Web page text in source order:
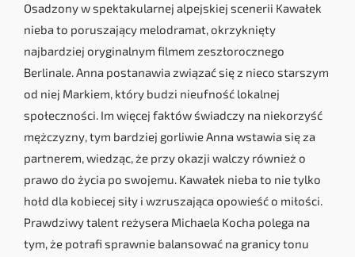
Osadzony w spektakularnej alpejskiej scenerii Kawałek
nieba to poruszający melodramat, okrzyknięty
najbardziej oryginalnym filmem zeszłorocznego
Berlinale. Anna postanawia związać się z nieco starszym
od niej Markiem, który budzi nieufność lokalnej
społeczności. Im więcej faktów świadczy na niekorzyść
mężczyzny, tym bardziej gorliwie Anna wstawia się za
partnerem, wiedząc, że przy okazji walczy również o
prawo do życia po swojemu. Kawałek nieba to nie tylko
hołd dla kobiecej siły i wzruszająca opowieść o miłości.
Prawdziwy talent reżysera Michaela Kocha polega na
tym, że potrafi sprawnie balansować na granicy tonu